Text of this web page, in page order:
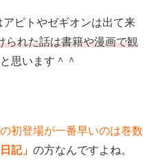
ピトやゼギオンは出て来
られた話は書籍や漫画で観
思います＾＾
初登場が一番早いのは巻数
記」 の方なんですよね。